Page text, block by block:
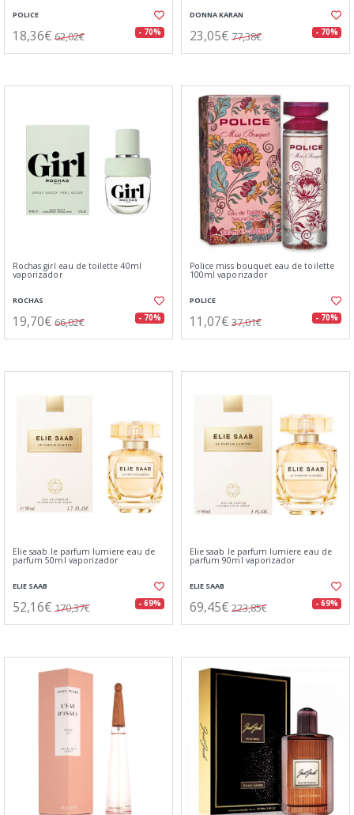
POLICE
18,36€ 62,02€ - 70%
DONNA KARAN
23,05€ 77,38€ - 70%
Rochas girl eau de toilette 40ml
vaporizador
ROCHAS
19,70€ 66,02€ - 70%
Police miss bouquet eau de toilette
100ml vaporizador
POLICE
11,07€ 37,01€ - 70%
Elie saab le parfum lumiere eau de
parfum 50ml vaporizador
ELIE SAAB
52,16€ 170,37€ - 69%
Elie saab le parfum lumiere eau de
parfum 90ml vaporizador
ELIE SAAB
69,45€ 223,85€ - 69%